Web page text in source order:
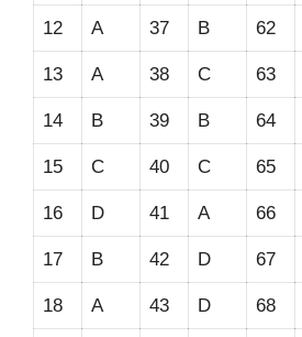
12 A 37 B 62
13 A 38 C 63
14 B 39 B 64
15 C 40 C 65
16 D 41 A 66
17 B 42 D 67
18 A 43 D 68